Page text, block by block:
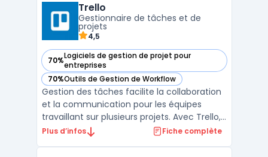
travailler ensemble de manière efficace en
fournissant ...
Trello
Gestionnaire de tâches et de
projets
4,5
70%Logiciels de gestion de projet pour
entreprises
— voir Trello dans cette catégorie
70%Outils de Gestion de Workflow
— voir Trello dans cette catégorie
Gestion des tâches facilite la collaboration
et la communication pour les équipes
travaillant sur plusieurs projets. Avec Trello,
vous pouvez créer des tableaux pour
Plus d’infos Fiche complète